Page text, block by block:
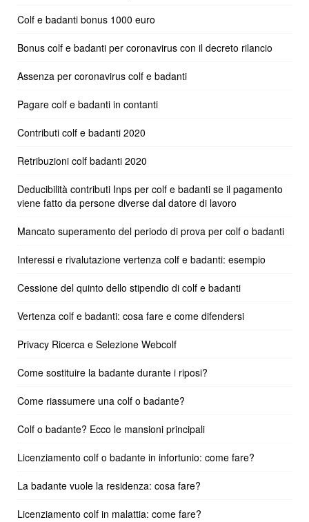
Colf e badanti bonus 1000 euro
Bonus colf e badanti per coronavirus con il decreto rilancio
Assenza per coronavirus colf e badanti
Pagare colf e badanti in contanti
Contributi colf e badanti 2020
Retribuzioni colf badanti 2020
Deducibilità contributi Inps per colf e badanti se il pagamento
viene fatto da persone diverse dal datore di lavoro
Mancato superamento del periodo di prova per colf o badanti
Interessi e rivalutazione vertenza colf e badanti: esempio
Cessione del quinto dello stipendio di colf e badanti
Vertenza colf e badanti: cosa fare e come difendersi
Privacy Ricerca e Selezione Webcolf
Come sostituire la badante durante i riposi?
Come riassumere una colf o badante?
Colf o badante? Ecco le mansioni principali
Licenziamento colf o badante in infortunio: come fare?
La badante vuole la residenza: cosa fare?
Licenziamento colf in malattia: come fare?